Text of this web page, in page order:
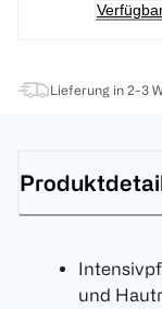
Lieferung in 2-3
und